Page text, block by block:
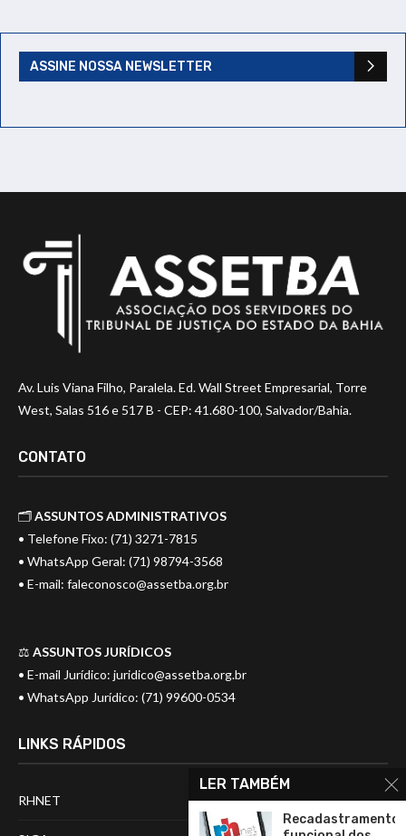
ASSINE NOSSA NEWSLETTER
Av. Luis Viana Filho, Paralela. Ed. Wall Street Empresarial, Torre
West, Salas 516 e 517 B - CEP: 41.680-100, Salvador/Bahia.
CONTATO
🗂️ASSUNTOS ADMINISTRATIVOS
• Telefone Fixo: (71) 3271-7815
• WhatsApp Geral: (71) 98794-3568
• E-mail: faleconosco@assetba.org.br
⚖️ ASSUNTOS JURÍDICOS
• E-mail Jurídico: juridico@assetba.org.br
• WhatsApp Jurídico: (71) 99600-0534
LINKS RÁPIDOS
RHNET
LER TAMBÉM
Recadastramento